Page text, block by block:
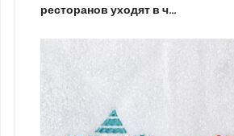
ресторанов уходят в ч…